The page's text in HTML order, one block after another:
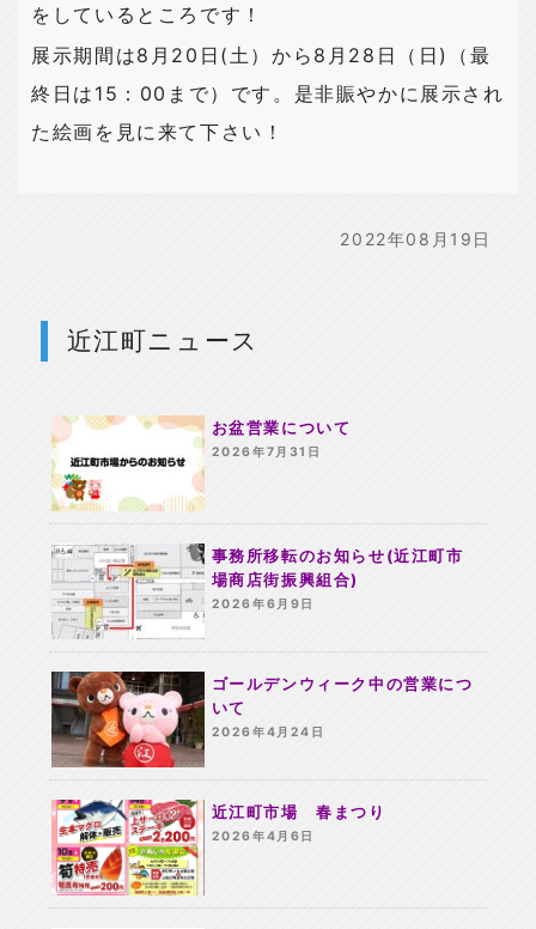
をしているところです！
展示期間は8月20日(土）から8月28日（日)（最
終日は15：00まで）です。是非賑やかに展示され
た絵画を見に来て下さい！
2022年08月19日
近江町ニュース
お盆営業について
2026年7月31日
事務所移転のお知らせ(近江町市
場商店街振興組合)
2026年6月9日
ゴールデンウィーク中の営業につ
いて
2026年4月24日
近江町市場 春まつり
2026年4月6日